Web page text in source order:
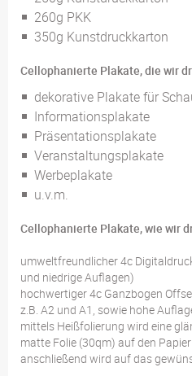
260g PKK
350g Kunstdruckkarton
Cellophanierte Plakate, die wir
dekorative Plakate für
Informationsplakate
Präsentationsplakate
Veranstaltungsplakate
Werbeplakate
u.v.m.
Cellophanierte Plakate, wie wir
umweltfreundlicher 4c
und niedrige Auflagen)
hochwertiger 4c Ganzbogen
z.B. A2 und A1, sowie hohe
mittels Heißfolierung wird eine
matte Folie (30qm) auf den
anschließend wird auf das